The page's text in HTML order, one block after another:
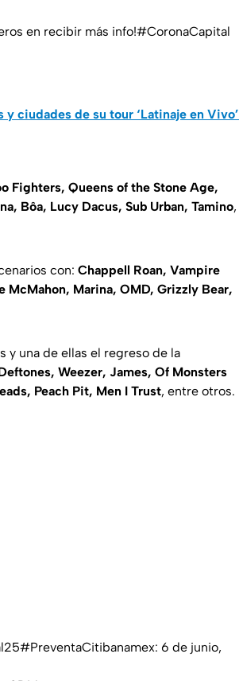
en recibir más info!#CoronaCapital
ciudades de su tour ‘Latinaje en Vivo’
Fighters, Queens of the Stone Age,
Bôa, Lucy Dacus, Sub Urban, Tamino,
con: Chappell Roan, Vampire
McMahon, Marina, OMD, Grizzly Bear,
y una de ellas el regreso de la
Weezer, James, Of Monsters
Peach Pit, Men I Trust, entre otros.
#PreventaCitibanamex: 6 de junio,